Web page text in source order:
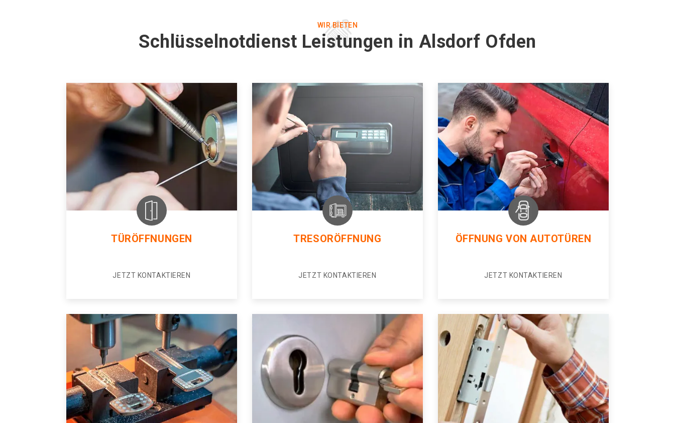
WIR BIETEN
Schlüsselnotdienst Leistungen in Alsdorf Ofden
TÜRÖFFNUNGEN
JETZT KONTAKTIEREN
TRESORÖFFNUNG
JETZT KONTAKTIEREN
ÖFFNUNG VON AUTOTÜREN
JETZT KONTAKTIEREN